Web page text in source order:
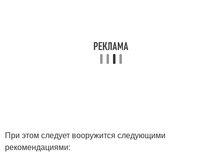
При этом следует вооружится следующими
рекомендациями: